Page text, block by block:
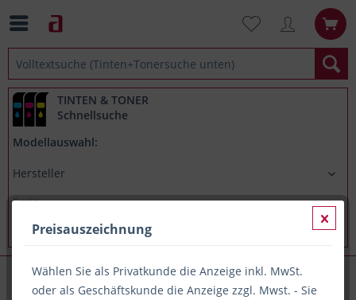
TINTEN & TONER
Schnellsuche
Modellauswahl:
Briefumschläge
Preisauszeichnung
Wählen Sie als Privatkunde die Anzeige inkl. MwSt.
oder als Geschäftskunde die Anzeige zzgl. Mwst. - Sie